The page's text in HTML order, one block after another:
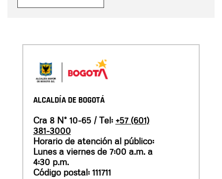
ALCALDÍA DE BOGOTÁ
Cra 8 N° 10-65 / Tel: +57 (601)
381-3000
Horario de atención al público:
Lunes a viernes de 7:00 a.m. a
4:30 p.m.
Código postal: 111711